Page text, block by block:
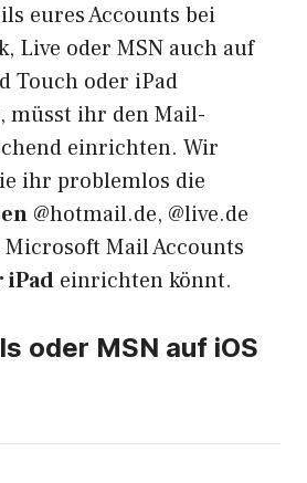
eures Accounts bei
Live oder MSN auch auf
Touch oder iPad
müsst ihr den Mail-
einrichten. Wir
ihr problemlos die
@hotmail.de, @live.de
Mail Accounts
iPad einrichten könnt.
oder MSN auf iOS